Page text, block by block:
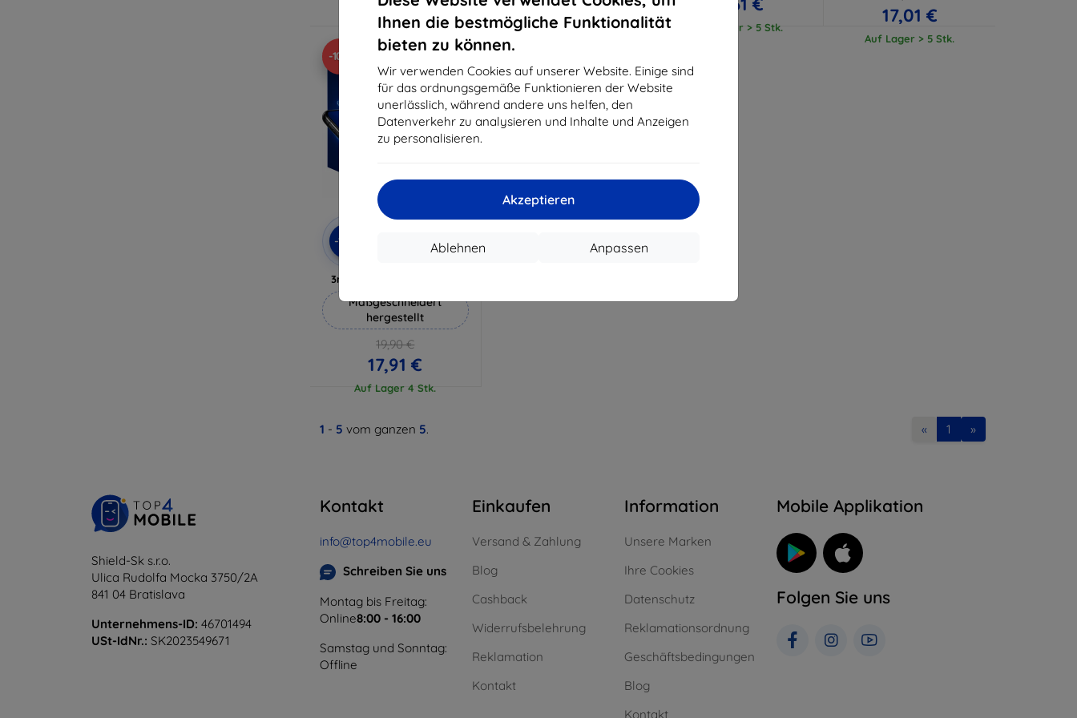
Ihnen die bestmögliche Funktionalität
bieten zu können.
Wir verwenden Cookies auf unserer Website. Einige sind
für das ordnungsgemäße Funktionieren der Website
unerlässlich, während andere uns helfen, den
Datenverkehr zu analysieren und Inhalte und Anzeigen
zu personalisieren.
Akzeptieren
Anpassen
Ablehnen
Auf Lager 3 Stk. Auf Lager > 5 Stk. Auf Lager > 5 Stk.
17,01 €
Auf Lager > 5 Stk.
-10%
-10% EXTRA10
3mk Hammer Schutzfolie
Maßgeschneidert
hergestellt
19,90 €
17,91 €
Auf Lager 4 Stk.
1 - 5 vom ganzen 5. « 1 »
Shield-Sk s.r.o.
Ulica Rudolfa Mocka 3750/2A
841 04 Bratislava
Unternehmens-ID: 46701494
USt-IdNr.: SK2023549671
Kontakt
info@top4mobile.eu
Schreiben Sie uns
Montag bis Freitag:
Online8:00 - 16:00
Samstag und Sonntag:
Offline
Einkaufen
Versand & Zahlung
Blog
Cashback
Widerrufsbelehrung
Reklamation
Kontakt
Information
Unsere Marken
Ihre Cookies
Datenschutz
Reklamationsordnung
Geschäftsbedingungen
Blog
Kontakt
Mobile Applikation
Folgen Sie uns